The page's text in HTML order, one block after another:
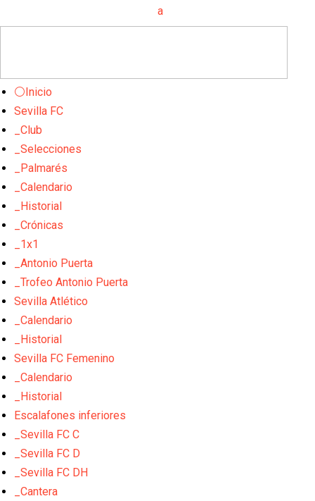
⚪Inicio
Sevilla FC
_Club
_Selecciones
_Palmarés
_Calendario
_Historial
_Crónicas
_1x1
_Antonio Puerta
_Trofeo Antonio Puerta
Sevilla Atlético
_Calendario
_Historial
Sevilla FC Femenino
_Calendario
_Historial
Escalafones inferiores
_Sevilla FC C
_Sevilla FC D
_Sevilla FC DH
_Cantera